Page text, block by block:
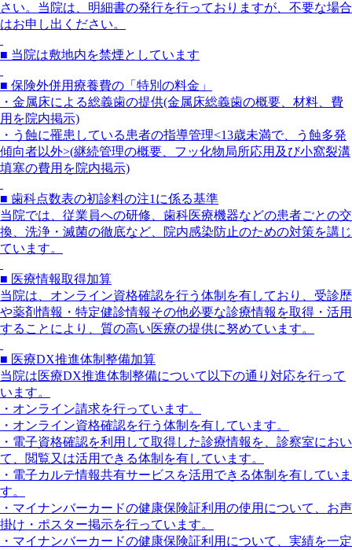
さい。当院は、明細書の発行を行っておりますが、不要な場合
はお申し出ください。
■ 当院は敷地内を禁煙としています
■ 保険外併用療養費の「特別の料金」
・金属床による総義歯の提供(金属床総義歯の概要、材料、費
用を院内掲示)
・う蝕に罹患している患者の指導管理<13歳未満で、う蝕多発
傾向者以外>(継続管理の概要、フッ化物局所応用及び小窩裂溝
填塞の費用を院内掲示)
■ 歯科点数表の初診料の注1に係る基準
当院では、従業員への研修、歯科医療機器などの患者ごとの交
換、洗浄・滅菌の徹底など、院内感染防止のための対策を講じ
ています。
■ 医療情報取得加算
当院は、オンライン資格確認を行う体制を有しており、受診歴
や薬剤情報・特定健診情報その他必要な診療情報を取得・活用
することにより、質の高い医療の提供に努めています。
■ 医療DX推進体制整備加算
当院は医療DX推進体制整備について以下の通り対応を行って
います。
・オンライン請求を行っています。
・オンライン資格確認を行う体制を有しています。
・電子資格確認を利用して取得した診療情報を、診察室におい
て、閲覧又は活用できる体制を有しています。
・電子カルテ情報共有サービスを活用できる体制を有していま
す。
・マイナンバーカードの健康保険証利用の使用について、お声
掛け・ポスター掲示を行っています。
・マイナンバーカードの健康保険証利用について、実績を一定